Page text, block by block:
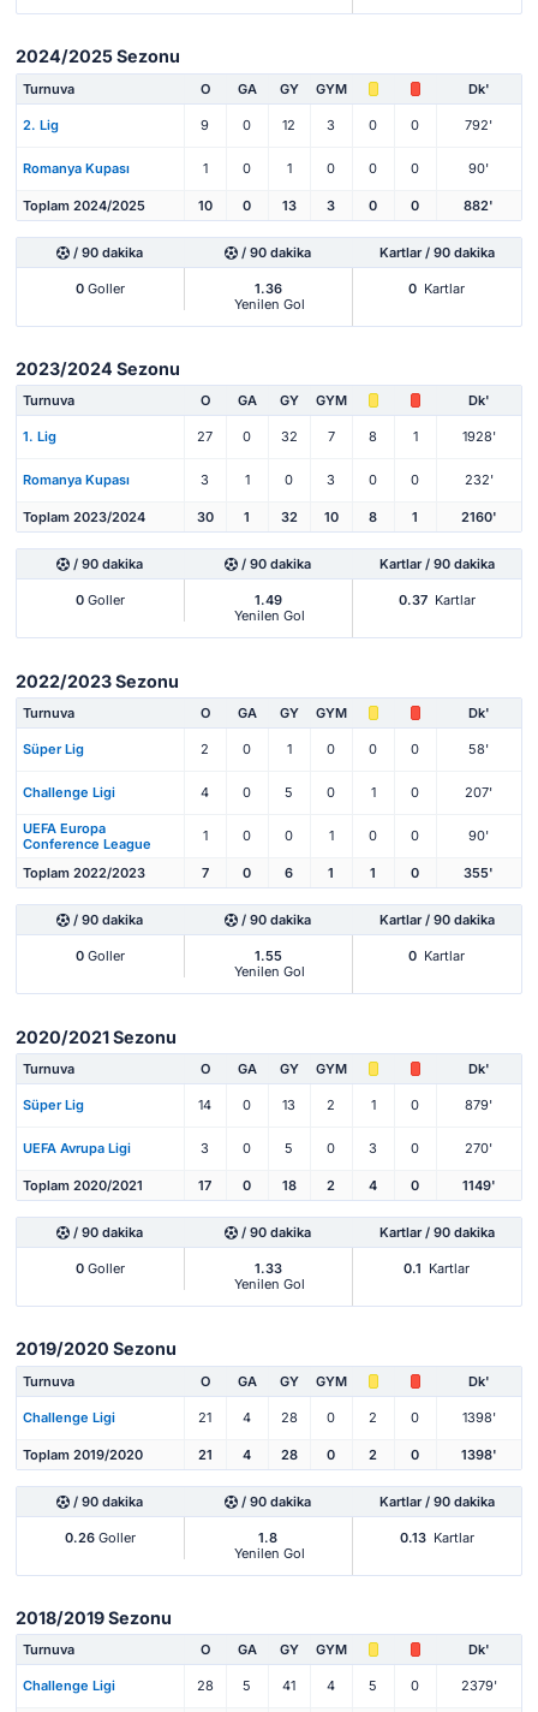
2024/2025 Sezonu
Turnuva O GA GY GYM Dk'
2. Lig 9 0 12 3 0 0 792'
Romanya Kupası 1 0 1 0 0 0 90'
Toplam 2024/2025 10 0 13 3 0 0 882'
/ 90 dakika / 90 dakika Kartlar / 90 dakika
0Goller
1.36
Yenilen Gol
0 Kartlar
2023/2024 Sezonu
Turnuva O GA GY GYM Dk'
1. Lig 27 0 32 7 8 1 1928'
Romanya Kupası 3 1 0 3 0 0 232'
Toplam 2023/2024 30 1 32 10 8 1 2160'
/ 90 dakika / 90 dakika Kartlar / 90 dakika
0Goller
1.49
Yenilen Gol
0.37 Kartlar
2022/2023 Sezonu
Turnuva O GA GY GYM Dk'
Süper Lig 2 0 1 0 0 0 58'
Challenge Ligi 4 0 5 0 1 0 207'
UEFA Europa
Conference League
1 0 0 1 0 0 90'
Toplam 2022/2023 7 0 6 1 1 0 355'
/ 90 dakika / 90 dakika Kartlar / 90 dakika
0Goller
1.55
Yenilen Gol
0 Kartlar
2020/2021 Sezonu
Turnuva O GA GY GYM Dk'
Süper Lig 14 0 13 2 1 0 879'
UEFA Avrupa Ligi 3 0 5 0 3 0 270'
Toplam 2020/2021 17 0 18 2 4 0 1149'
/ 90 dakika / 90 dakika Kartlar / 90 dakika
0Goller
1.33
Yenilen Gol
0.1 Kartlar
2019/2020 Sezonu
Turnuva O GA GY GYM Dk'
Challenge Ligi 21 4 28 0 2 0 1398'
Toplam 2019/2020 21 4 28 0 2 0 1398'
/ 90 dakika / 90 dakika Kartlar / 90 dakika
0.26Goller
1.8
Yenilen Gol
0.13 Kartlar
2018/2019 Sezonu
Turnuva O GA GY GYM Dk'
Challenge Ligi 28 5 41 4 5 0 2379'